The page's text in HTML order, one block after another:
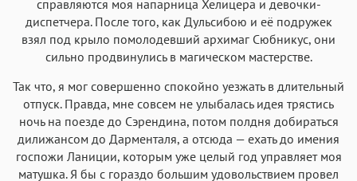
справляются моя напарница Хелицера и девочки-
диспетчера. После того, как Дульсибою и её подружек
взял под крыло помолодевший архимаг Сюбникус, они
сильно продвинулись в магическом мастерстве.
Так что, я мог совершенно спокойно уезжать в длительный
отпуск. Правда, мне совсем не улыбалась идея трястись
ночь на поезде до Сэрендина, потом полдня добираться
дилижансом до Дарменталя, а отсюда — ехать до имения
госпожи Ланиции, которым уже целый год управляет моя
матушка. Я бы с гораздо большим удовольствием провел